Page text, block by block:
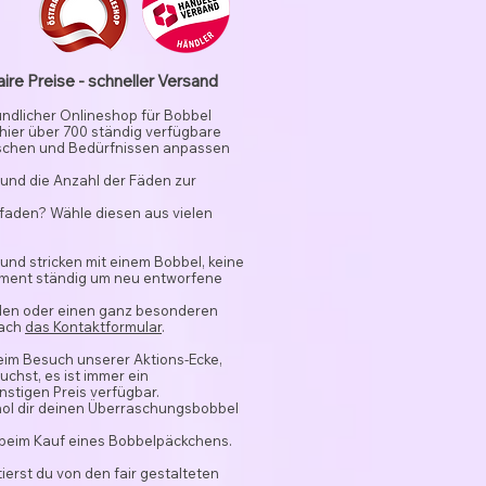
Preise - schneller Versand
Onlineshop für Bobbel
über 700 ständig verfügbare
und Bedürfnissen anpassen
die Anzahl der Fäden zur
Wähle diesen aus vielen
stricken mit einem Bobbel, keine
ständig um neu entworfene
oder einen ganz besonderen
das Kontaktformular.
Besuch unserer Aktions-Ecke,
es ist immer ein
Preis verfügbar.
dir deinen Überraschungsbobbel
Kauf eines Bobbelpäckchens.
du von den fair gestalteten